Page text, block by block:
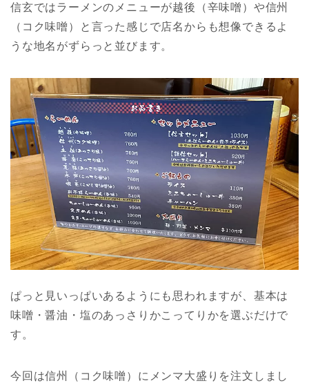
信玄ではラーメンのメニューが越後（辛味噌）や信州
（コク味噌）と言った感じで店名からも想像できるよ
うな地名がずらっと並びます。
ぱっと見いっぱいあるようにも思われますが、基本は
味噌・醤油・塩のあっさりかこってりかを選ぶだけで
す。
今回は信州（コク味噌）にメンマ大盛りを注文しまし